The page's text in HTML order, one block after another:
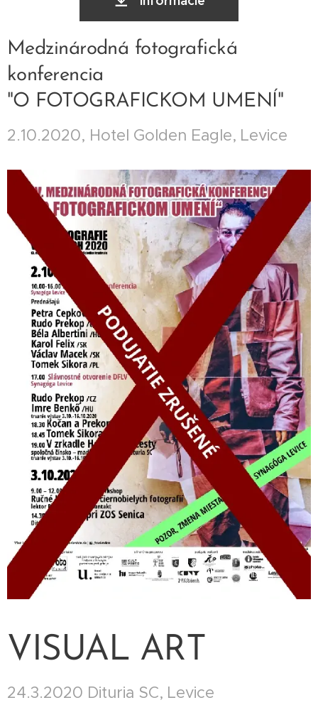
Medzinárodná fotografická
konferencia
"O FOTOGRAFICKOM UMENÍ"
2.10.2020, Hotel Golden Eagle, Levice
VISUAL ART
24.3.2020 Dituria SC, Levice